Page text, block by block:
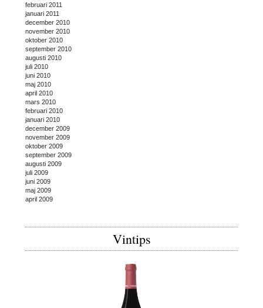
februari 2011
januari 2011
december 2010
november 2010
oktober 2010
september 2010
augusti 2010
juli 2010
juni 2010
maj 2010
april 2010
mars 2010
februari 2010
januari 2010
december 2009
november 2009
oktober 2009
september 2009
augusti 2009
juli 2009
juni 2009
maj 2009
april 2009
Vintips